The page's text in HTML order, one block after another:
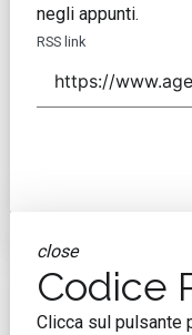
negli appunti.
RSS link
close
Codice
Clicca sul pulsante